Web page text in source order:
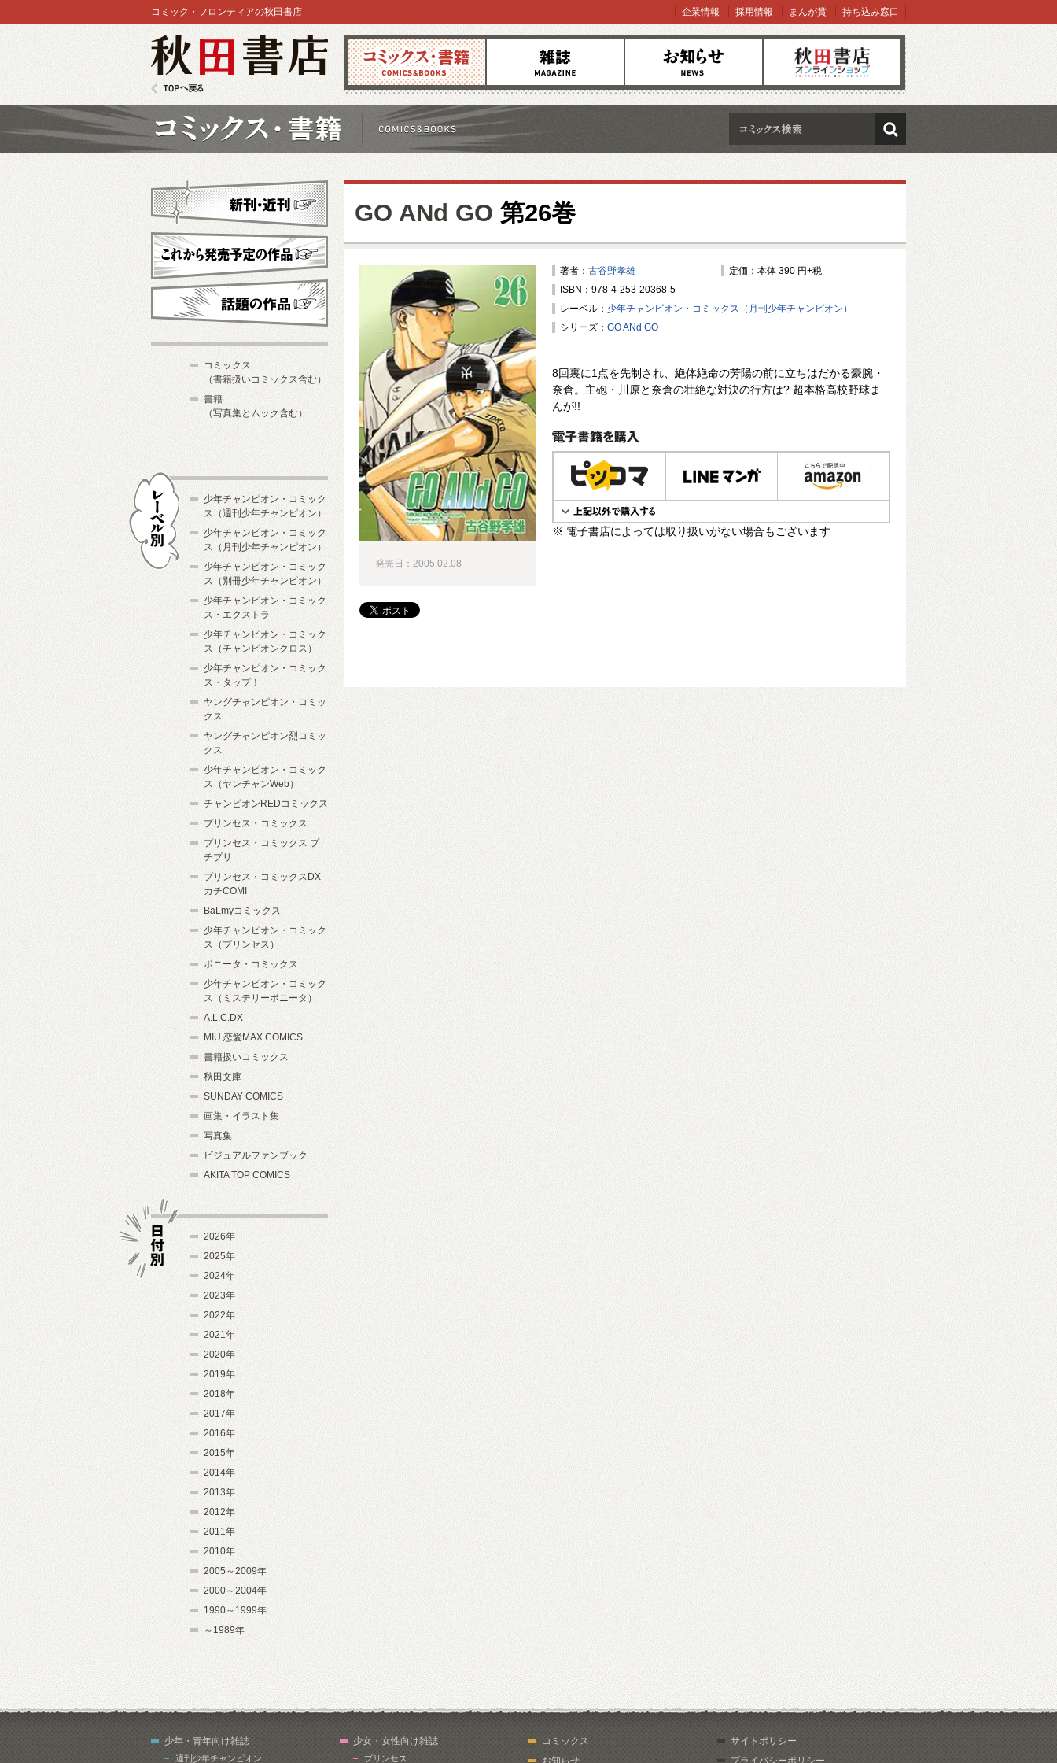
コミックス 雑誌 お知らせ オンラインショップ
コミック・フロンティアの秋田書店 企業情報 採用情報 まんが賞 持ち込み窓口
検索
GO ANd GO 第26巻
著者： 古谷野孝雄
定価：本体 390 円+税
ISBN：978-4-253-20368-5
レーベル： 少年チャンピオン・コミックス（月刊少年チャンピオン）
シリーズ： GO ANd GO
8回裏に1点を先制され、絶体絶命の芳陽の前に立ちはだかる豪腕・
奈倉。主砲・川原と奈倉の壮絶な対決の行方は? 超本格高校野球ま
んが!!
電子書籍で購入
※ 電子書店によっては取り扱いがない場合もございます
発売日：2005.02.08
新刊・近刊
これから発売予定
コミックス
（書籍扱いコミックス含む）
書籍
（写真集とムック含む）
少年チャンピオン・コミック
ス（週刊少年チャンピオン）
少年チャンピオン・コミック
ス（月刊少年チャンピオン）
少年チャンピオン・コミック
ス（別冊少年チャンピオン）
少年チャンピオン・コミック
ス・エクストラ
少年チャンピオン・コミック
ス（チャンピオンクロス）
少年チャンピオン・コミック
ス・タップ！
ヤングチャンピオン・コミッ
クス
ヤングチャンピオン烈コミッ
クス
少年チャンピオン・コミック
ス（ヤンチャンWeb）
チャンピオンREDコミックス
プリンセス・コミックス
プリンセス・コミックス プ
チプリ
プリンセス・コミックスDX
カチCOMI
BaLmyコミックス
少年チャンピオン・コミック
ス（プリンセス）
ボニータ・コミックス
少年チャンピオン・コミック
ス（ミステリーボニータ）
A.L.C.DX
MIU 恋愛MAX COMICS
書籍扱いコミックス
秋田文庫
SUNDAY COMICS
画集・イラスト集
写真集
ビジュアルファンブック
AKITA TOP COMICS
2026年
2025年
2024年
2023年
2022年
2021年
2020年
2019年
2018年
2017年
2016年
2015年
2014年
2013年
2012年
2011年
2010年
2005～2009年
2000～2004年
1990～1999年
～1989年
少年・青年向け雑誌
週刊少年チャンピオン
少女・女性向け雑誌
プリンセス
コミックス
お知らせ
サイトポリシー
プライバシーポリシー